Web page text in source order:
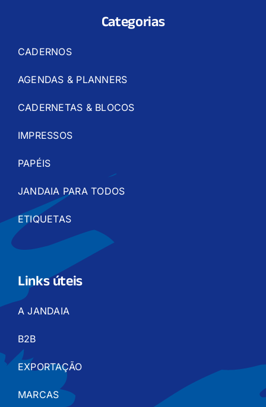
Categorias
CADERNOS
AGENDAS & PLANNERS
CADERNETAS & BLOCOS
IMPRESSOS
PAPÉIS
JANDAIA PARA TODOS
ETIQUETAS
Links úteis
A JANDAIA
B2B
EXPORTAÇÃO
MARCAS